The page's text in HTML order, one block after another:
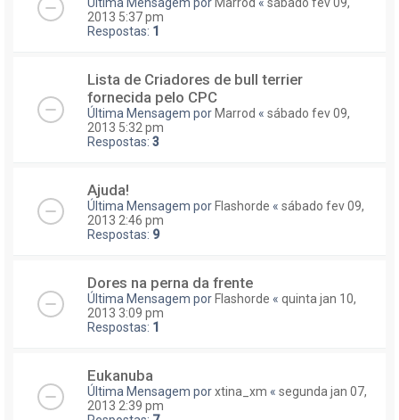
2013 5:37 pm
Respostas: 1
Lista de Criadores de bull terrier
fornecida pelo CPC
Última Mensagem porMarrod « sábado fev 09,
2013 5:32 pm
Respostas: 3
Ajuda!
Última Mensagem porFlashorde « sábado fev 09,
2013 2:46 pm
Respostas: 9
Dores na perna da frente
Última Mensagem porFlashorde « quinta jan 10,
2013 3:09 pm
Respostas: 1
Eukanuba
Última Mensagem porxtina_xm « segunda jan 07,
2013 2:39 pm